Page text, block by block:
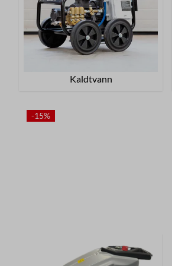
Kaldtvann
-15%